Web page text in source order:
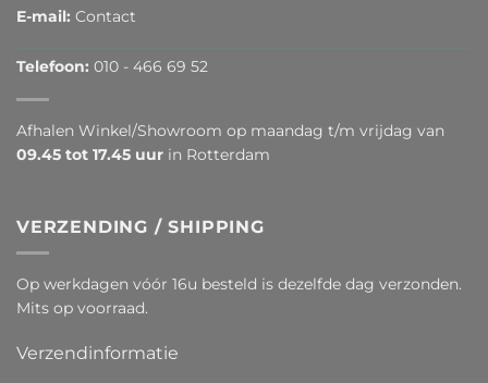
E-mail: Contact
Telefoon: 010 - 466 69 52
Afhalen Winkel/Showroom op maandag t/m vrijdag van
09.45 tot 17.45 uur in Rotterdam
VERZENDING / SHIPPING
Op werkdagen vóór 16u besteld is dezelfde dag verzonden.
Mits op voorraad.
Verzendinformatie